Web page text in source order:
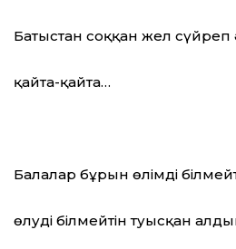
Батыстан соққан жел сүйреп
қайта-қайта…
Балалар бұрын өлімді
өлуді білмейтін туысқан